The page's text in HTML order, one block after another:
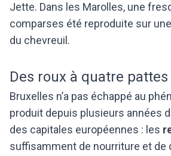
Jette. Dans les Marolles, une
comparses été reproduite sur
du chevreuil.
Des roux à quatre pattes
Bruxelles n’a pas échappé au
produit depuis plusieurs années
des capitales européennes : les
suffisamment de nourriture et de